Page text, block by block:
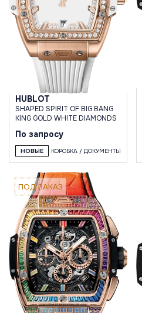
HUBLOT
SHAPED SPIRIT OF BIG BANG
KING GOLD WHITE DIAMONDS
По запросу
НОВЫЕ КОРОБКА / ДОКУМЕНТЫ
ПОД ЗАКАЗ